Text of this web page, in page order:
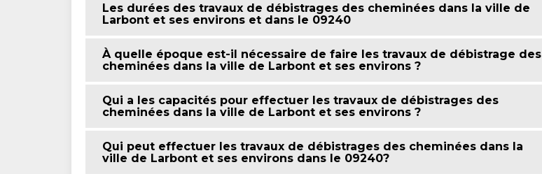
Les durées des travaux de débistrages des cheminées dans la ville de
Larbont et ses environs et dans le 09240
À quelle époque est-il nécessaire de faire les travaux de débistrage des
cheminées dans la ville de Larbont et ses environs ?
Qui a les capacités pour effectuer les travaux de débistrages des
cheminées dans la ville de Larbont et ses environs ?
Qui peut effectuer les travaux de débistrages des cheminées dans la
ville de Larbont et ses environs dans le 09240?